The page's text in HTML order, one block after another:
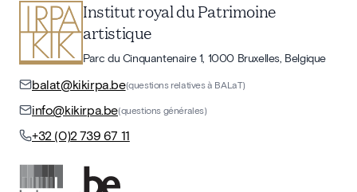
Institut royal du Patrimoine
artistique
Parc du Cinquantenaire 1, 1000 Bruxelles, Belgique
balat@kikirpa.be(questions relatives à BALaT)
info@kikirpa.be(questions générales)
+32 (0)2 739 67 11